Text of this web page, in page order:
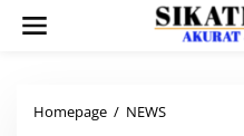
Homepage / NEWS